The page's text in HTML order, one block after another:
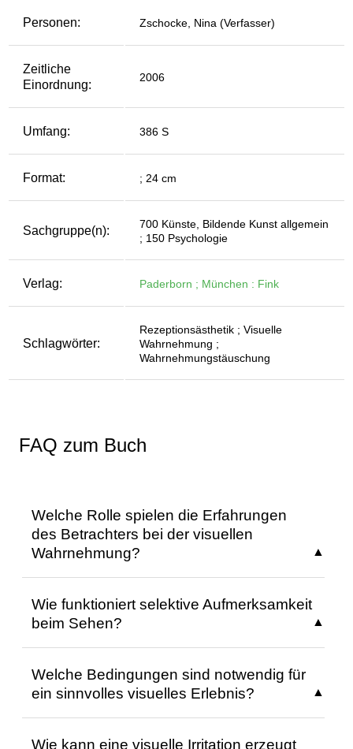
Personen: Zschocke, Nina (Verfasser)
Zeitliche
Einordnung:
2006
Umfang: 386 S
Format: ; 24 cm
Sachgruppe(n):
700 Künste, Bildende Kunst allgemein
; 150 Psychologie
Verlag: Paderborn ; München : Fink
Schlagwörter:
Rezeptionsästhetik ; Visuelle
Wahrnehmung ;
Wahrnehmungstäuschung
FAQ zum Buch
Welche Rolle spielen die Erfahrungen
des Betrachters bei der visuellen
Wahrnehmung?
beeinflussen die visuelle Wahrnehmung,
indem sie als Grundlage für das im Gehirn
wird. Dieses Wissen ermöglicht es,
mehrdeutige Reize in sinnvolle und
eindeutige Informationen zu transformieren.
Die visuelle Interpretation ist somit
Wie funktioniert selektive Aufmerksamkeit
beim Sehen?
visuelle Reize basierend auf den Intentionen
und Annahmen des Betrachters aus.
Welche Bedingungen sind notwendig für
ein sinnvolles visuelles Erlebnis?
Erzeugung einer sensorischen
Wie kann eine visuelle Irritation erzeugt